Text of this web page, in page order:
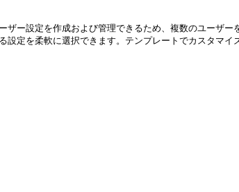
ー設定を作成および管理できるため、複数のユーザ
定を柔軟に選択できます。テンプレートでカスタマ